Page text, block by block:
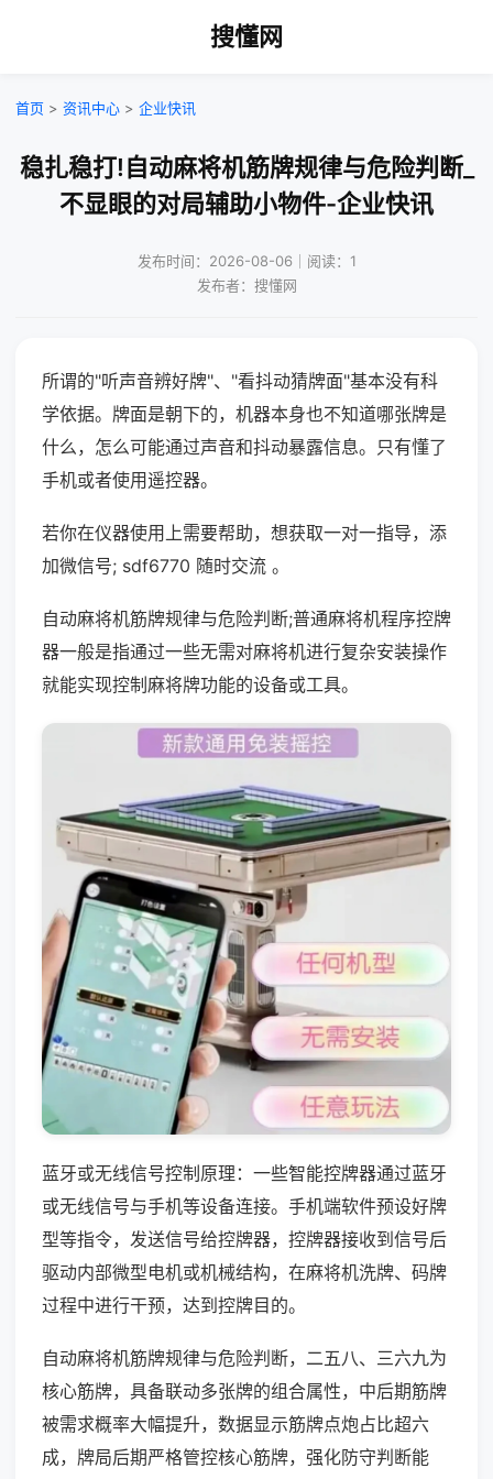
搜懂网
首页 > 资讯中心 > 企业快讯
稳扎稳打!自动麻将机筋牌规律与危险判断_
不显眼的对局辅助小物件-企业快讯
发布时间：2026-08-06｜阅读：1
发布者：搜懂网
所谓的"听声音辨好牌"、"看抖动猜牌面"基本没有科
学依据。牌面是朝下的，机器本身也不知道哪张牌是
什么，怎么可能通过声音和抖动暴露信息。只有懂了
手机或者使用遥控器。
若你在仪器使用上需要帮助，想获取一对一指导，添
加微信号; sdf6770 随时交流 。
自动麻将机筋牌规律与危险判断;普通麻将机程序控牌
器一般是指通过一些无需对麻将机进行复杂安装操作
就能实现控制麻将牌功能的设备或工具。
蓝牙或无线信号控制原理：一些智能控牌器通过蓝牙
或无线信号与手机等设备连接。手机端软件预设好牌
型等指令，发送信号给控牌器，控牌器接收到信号后
驱动内部微型电机或机械结构，在麻将机洗牌、码牌
过程中进行干预，达到控牌目的。
自动麻将机筋牌规律与危险判断，二五八、三六九为
核心筋牌，具备联动多张牌的组合属性，中后期筋牌
被需求概率大幅提升，数据显示筋牌点炮占比超六
成，牌局后期严格管控核心筋牌，强化防守判断能